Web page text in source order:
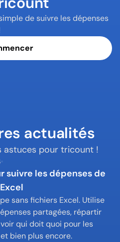
de suivre les dépenses
actualités
astuces pour tricount !
suivre les dépenses de
sans fichiers Excel. Utilise
partagées, répartir
qui doit quoi pour les
bien plus encore.